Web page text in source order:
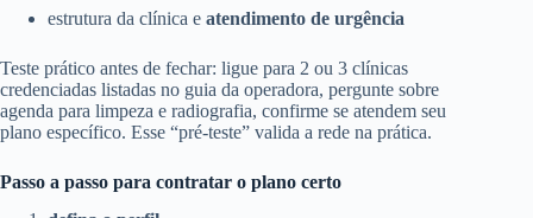
estrutura da clínica e atendimento de urgência
Teste prático antes de fechar: ligue para 2 ou 3 clínicas
credenciadas listadas no guia da operadora, pergunte sobre
agenda para limpeza e radiografia, confirme se atendem seu
plano específico. Esse “pré-teste” valida a rede na prática.
Passo a passo para contratar o plano certo